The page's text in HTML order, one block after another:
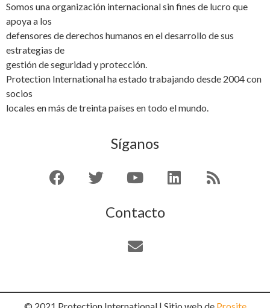
Somos una organización internacional sin fines de lucro que
apoya a los
defensores de derechos humanos en el desarrollo de sus
estrategias de
gestión de seguridad y protección.
Protection International ha estado trabajando desde 2004 con
socios
locales en más de treinta países en todo el mundo.
Síganos
Contacto